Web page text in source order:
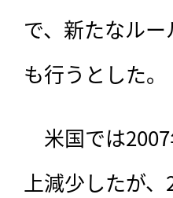
で、新たなル
も行うとした。
米国では
上減少したが